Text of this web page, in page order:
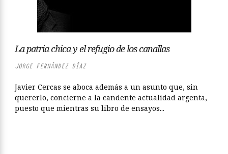
La patria chica y el refugio de los canallas
JORGE FERNÁNDEZ DÍAZ
Javier Cercas se aboca además a un asunto que, sin
quererlo, concierne a la candente actualidad argenta,
puesto que mientras su libro de ensayos...